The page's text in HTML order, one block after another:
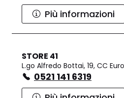
Più informazioni
STORE 41
L.go Alfredo Bottai, 19, CC
0521 141 6319